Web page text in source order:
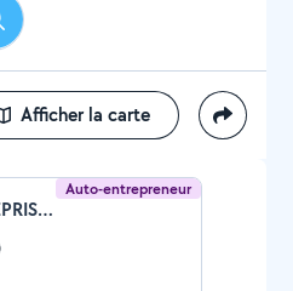
Afficher la carte
Auto-entrepreneur
Bryan Gazeaux (ENTREPRISE GAZEAUX)